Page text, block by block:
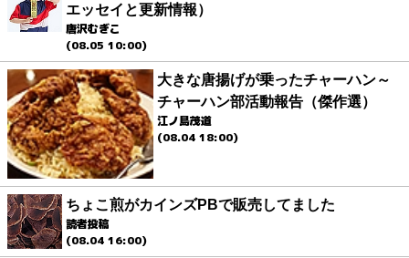
エッセイと更新情報）
唐沢むぎこ
(08.05 10:00)
大きな唐揚げが乗ったチャーハン～
チャーハン部活動報告（傑作選）
江ノ島茂道
(08.04 18:00)
ちょこ煎がカインズPBで販売してました
読者投稿
(08.04 16:00)